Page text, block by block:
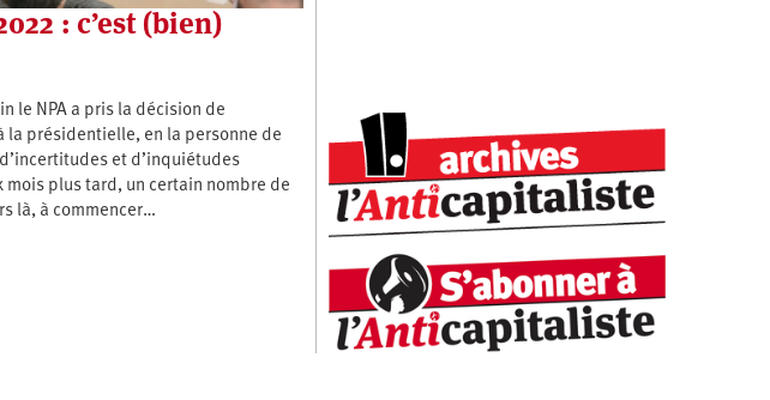
: c’est (bien)
le NPA a pris la décision de
la présidentielle, en la personne de
et d’inquiétudes
plus tard, un certain nombre de
là, à commencer…